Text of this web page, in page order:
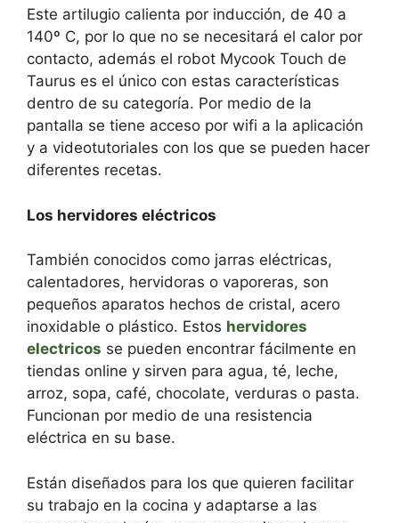
Este artilugio calienta por inducción, de 40 a
140º C, por lo que no se necesitará el calor por
contacto, además el robot Mycook Touch de
Taurus es el único con estas características
dentro de su categoría. Por medio de la
pantalla se tiene acceso por wifi a la aplicación
y a videotutoriales con los que se pueden hacer
diferentes recetas.
Los hervidores eléctricos
También conocidos como jarras eléctricas,
calentadores, hervidoras o vaporeras, son
pequeños aparatos hechos de cristal, acero
inoxidable o plástico. Estos hervidores
electricos se pueden encontrar fácilmente en
tiendas online y sirven para agua, té, leche,
arroz, sopa, café, chocolate, verduras o pasta.
Funcionan por medio de una resistencia
eléctrica en su base.
Están diseñados para los que quieren facilitar
su trabajo en la cocina y adaptarse a las